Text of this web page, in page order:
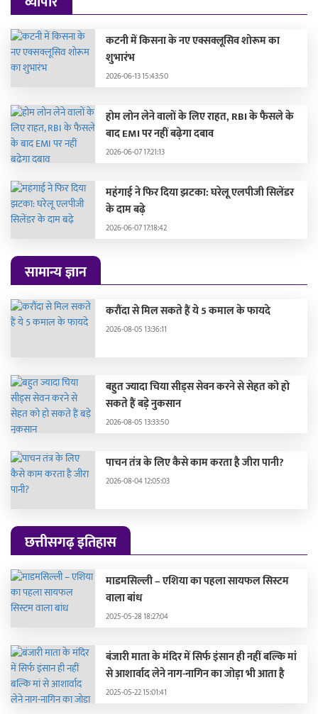
कटनी में किसना के नए एक्सक्लूसिव शोरूम का
शुभारंभ
2026-06-13 15:43:50
होम लोन लेने वालों के लिए राहत, RBI के फैसले के
बाद EMI पर नहीं बढ़ेगा दबाव
2026-06-07 17:21:13
महंगाई ने फिर दिया झटका: घरेलू एलपीजी सिलेंडर
के दाम बढ़े
2026-06-07 17:18:42
सामान्य ज्ञान
करौंदा से मिल सकते हैं ये 5 कमाल के फायदे
2026-08-05 13:36:11
बहुत ज्यादा चिया सीड्स सेवन करने से सेहत को हो
सकते हैं बड़े नुकसान
2026-08-05 13:33:50
पाचन तंत्र के लिए कैसे काम करता है जीरा पानी?
2026-08-04 12:05:03
छत्तीसगढ़ इतिहास
माडमसिल्ली – एशिया का पहला सायफल सिस्टम
वाला बांध
2025-05-28 18:27:04
बंजारी माता के मंदिर में सिर्फ इंसान ही नहीं बल्कि मां
से आशार्वाद लेने नाग-नागिन का जोड़ा भी आता है
2025-05-22 15:01:41